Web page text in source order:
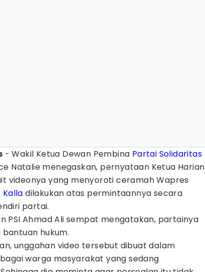
- Wakil Ketua Dewan Pembina Partai Solidaritas
Natalie menegaskan, pernyataan Ketua Harian
videonya yang menyoroti ceramah Wapres
Kalla dilakukan atas permintaannya secara
partai.
PSI Ahmad Ali sempat mengatakan, partainya
hukum.
unggahan video tersebut dibuat dalam
warga masyarakat yang sedang